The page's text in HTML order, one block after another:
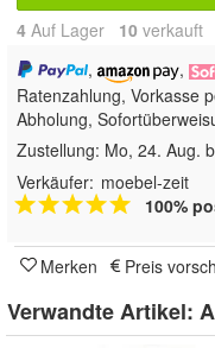
4 Auf Lager 10 verkauft
,
,
Ratenzahlung, Vorkasse
Abholung,
Zustellung: Mo, 24. Aug.
Verkäufer: moebel-zeit
100%
Merken Preis
Verwandte Artikel: